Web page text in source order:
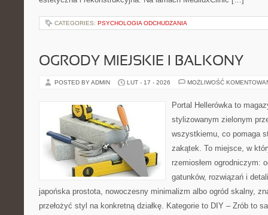
CATEGORIES: PSYCHOLOGIA ODCHUDZANIA
OGRODY MIEJSKIE I BALKONY
POSTED BY ADMIN LUT - 17 - 2026 MOŻLIWOŚĆ
Portal Hellerówka to
stylizowanym zielonym
wszystkiemu, co pomaga
zakątek. To miejsce, w
rzemiosłem ogrodniczym:
gatunków, rozwiązań i
japońska prostota, nowoczesny minimalizm albo ogród skalny,
przełożyć styl na konkretną działkę. Kategorie to DIY – Zrób to